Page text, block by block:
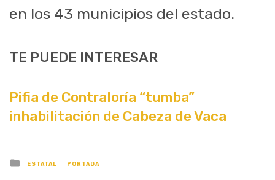
en los 43 municipios del estado.
TE PUEDE INTERESAR
Pifia de Contraloría “tumba”
inhabilitación de Cabeza de Vaca
Posted
in
ESTATAL PORTADA